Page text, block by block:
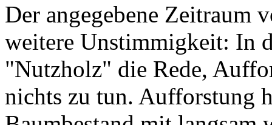
Der angegebene Zeitraum
weitere Unstimmigkeit: In
"Nutzholz" die Rede,
nichts zu tun. Aufforstung